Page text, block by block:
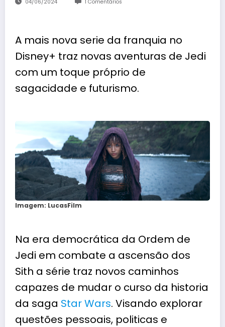
04/06/2024 1 Comentários
A mais nova serie da franquia no
Disney+ traz novas aventuras de Jedi
com um toque próprio de
sagacidade e futurismo.
Imagem: LucasFilm
Na era democrática da Ordem de
Jedi em combate a ascensão dos
Sith a série traz novos caminhos
capazes de mudar o curso da historia
da saga Star Wars. Visando explorar
questões pessoais, politicas e